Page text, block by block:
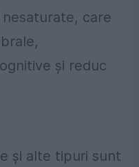
care
și reduc
și alte tipuri sunt